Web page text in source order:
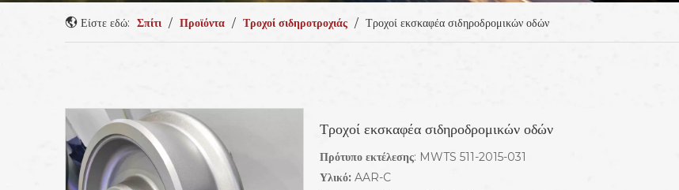
Είστε εδώ: Σπίτι / Προϊόντα / Τροχοί σιδηροτροχιάς / Τροχοί εκσκαφέα σιδηροδρομικών οδών
Τροχοί εκσκαφέα σιδηροδρομικών οδών
Πρότυπο εκτέλεσης: MWTS 511-2015-031
Υλικό: AAR-C